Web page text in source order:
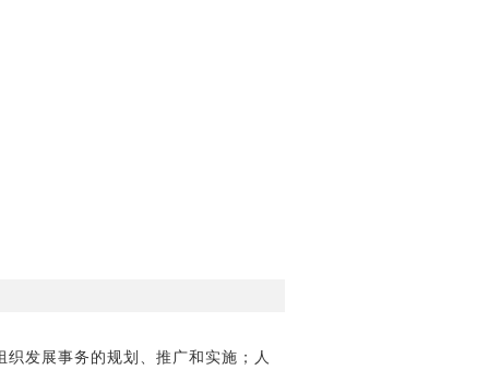
发展事务的规划、推广和实施；人